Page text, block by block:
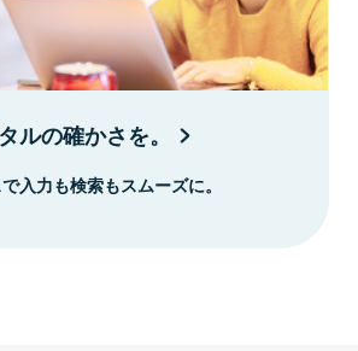
ルの確かさを。
入力も検索もスムーズに。